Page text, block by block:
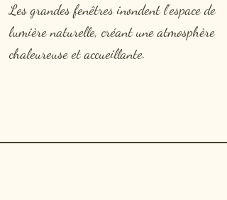
Les grandes fenêtres inondent l’espace de
lumière naturelle, créant une atmosphère
chaleureuse et accueillante.